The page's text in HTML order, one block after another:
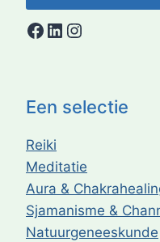
Een selectie
Reiki
Meditatie
Aura &
Sjamanisme &
Natuurgeneeskunde
Facebook
LinkedIn
Instagram